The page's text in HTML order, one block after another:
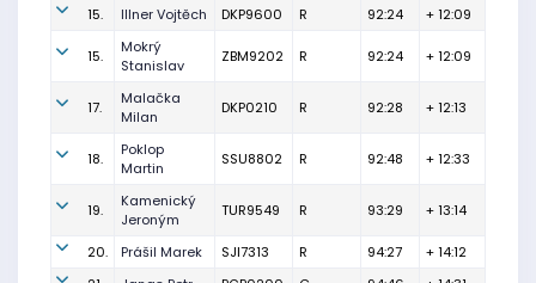
15. Illner Vojtěch DKP9600 R 92:24 + 12:09
15.
Mokrý
Stanislav
ZBM9202 R 92:24 + 12:09
17.
Malačka
Milan
DKP0210 R 92:28 + 12:13
18.
Poklop
Martin
SSU8802 R 92:48 + 12:33
19.
Kamenický
Jeroným
TUR9549 R 93:29 + 13:14
20. Prášil Marek SJI7313 R 94:27
+ 14:12